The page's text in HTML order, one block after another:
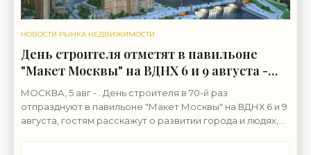
НОВОСТИ РЫНКА НЕДВИЖИМОСТИ
День строителя отметят в павильоне
"Макет Москвы" на ВДНХ 6 и 9 августа -
«Строительство»
МОСКВА, 5 авг - . День строителя в 70-й раз
отпразднуют в павильоне "Макет Москвы" на ВДНХ 6 и 9
августа, гостям расскажут о развитии города и людях,